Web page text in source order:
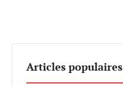
Articles populaires